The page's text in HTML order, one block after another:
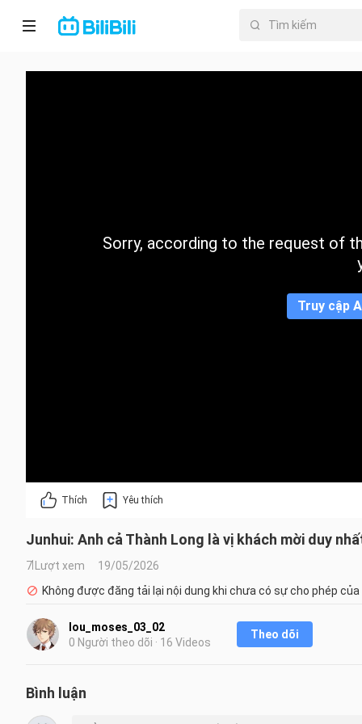
Trang chủ
Sorry, according to the request of
Truy cập
Thích Yêu thích
Junhui: Anh cả Thành Long là vị khách mời duy
7 Lượt xem
19/05/2026
Không được đăng tải lại nội dung khi chưa có sự cho phép
lou_moses_03_02
0 Người theo dõi · 16 Videos
Theo dõi
Bình luận